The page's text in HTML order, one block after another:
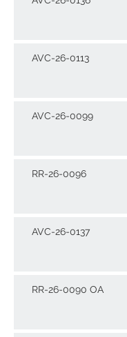
AVC-26-0113
AVC-26-0099
RR-26-0096
AVC-26-0137
RR-26-0090 OA